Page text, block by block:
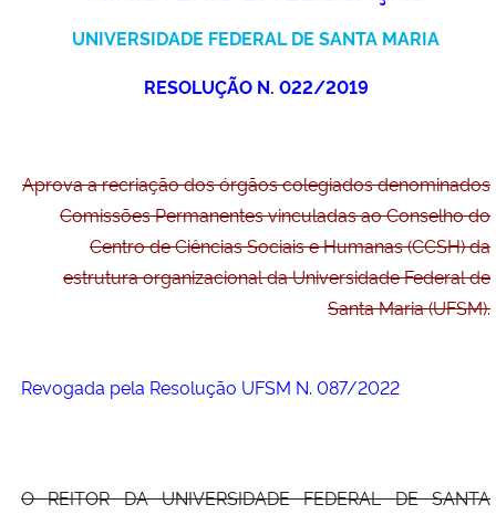
Ministério da Ciência, Tecnologia, Inovações e Comunicações
Ministério do Meio Ambiente
UNIVERSIDADE FEDERAL DE SANTA MARIA
RESOLUÇÃO N. 022/2019
Aprova a recriação dos órgãos colegiados denominados
Comissões Permanentes vinculadas ao Conselho do
Centro de Ciências Sociais e Humanas (CCSH) da
estrutura organizacional da Universidade Federal de
Santa Maria (UFSM).
Revogada pela Resolução UFSM N. 087/2022
O REITOR DA UNIVERSIDADE FEDERAL DE SANTA